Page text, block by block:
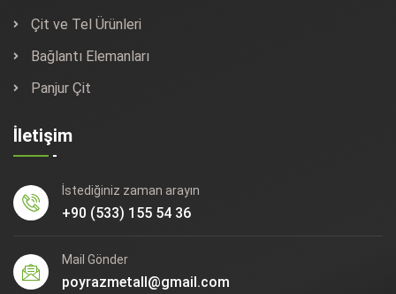
Çit ve Tel Ürünleri
Bağlantı Elemanları
Panjur Çit
İletişim
İstediğiniz zaman arayın
+90 (533) 155 54 36
Mail Gönder
poyrazmetall@gmail.com